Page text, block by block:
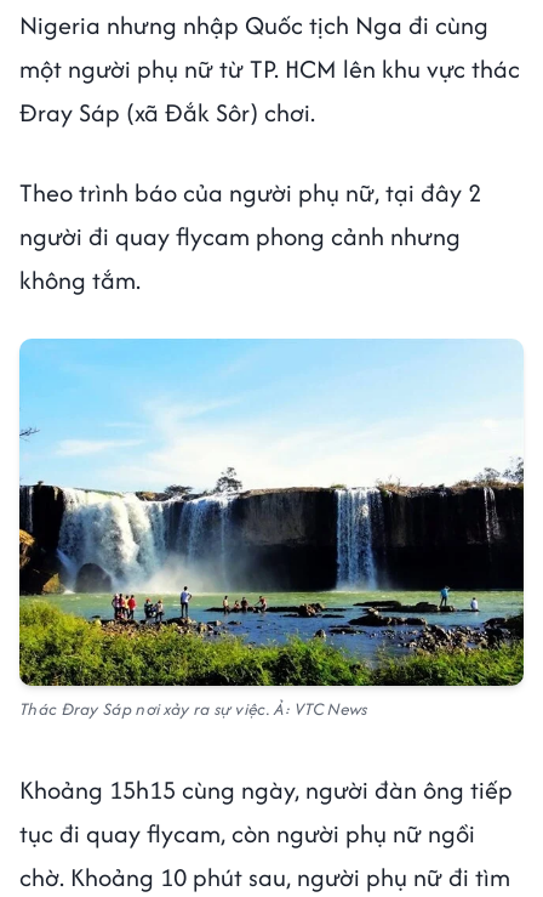
Nigeria nhưng nhập Quốc tịch Nga đi cùng
một người phụ nữ từ TP. HCM lên khu vực thác
Đray Sáp (xã Đắk Sôr) chơi.
Theo trình báo của người phụ nữ, tại đây 2
người đi quay flycam phong cảnh nhưng
không tắm.
Thác Đray Sáp nơi xảy ra sự việc. Ả: VTC News
Khoảng 15h15 cùng ngày, người đàn ông tiếp
tục đi quay flycam, còn người phụ nữ ngồi
chờ. Khoảng 10 phút sau, người phụ nữ đi tìm